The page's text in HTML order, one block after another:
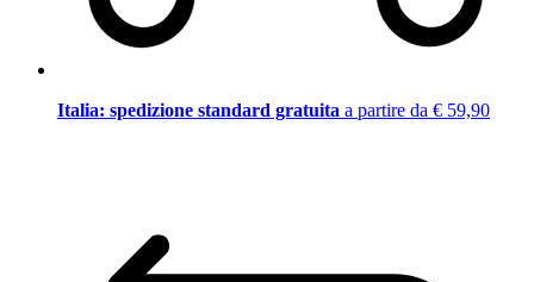
Italia: spedizione standard gratuita a partire da € 59,90